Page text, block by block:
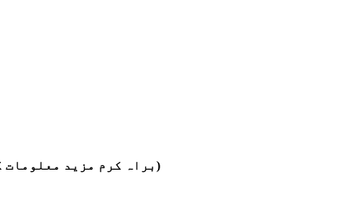
(براہ کرم مزید معلومات کے لیے ہم سے رابطہ کریں اگر آپ کو دوسرے سائز یا دھاگوں کی ضرورت ہو جو درج ذیل فہرست میں شامل نہ ہوں۔)